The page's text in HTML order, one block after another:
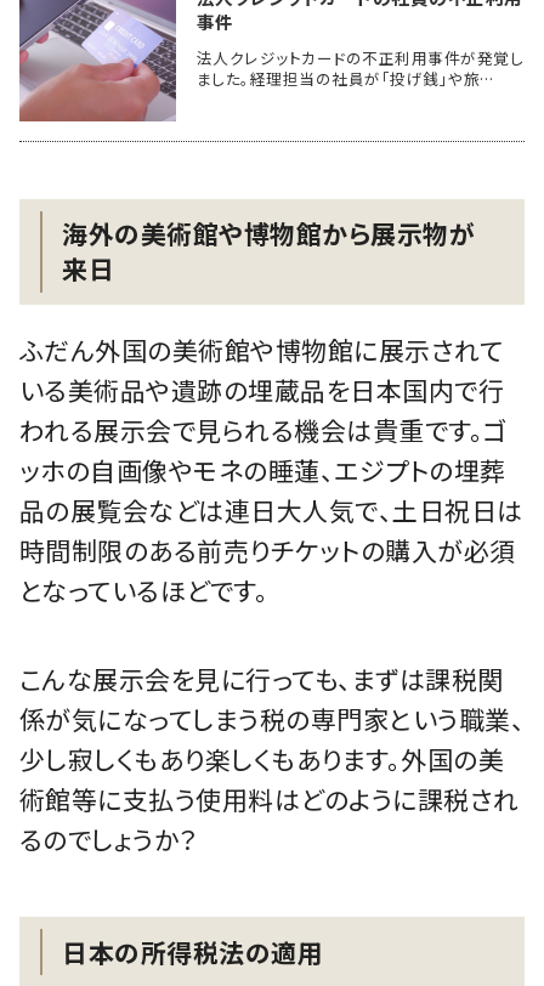
事件
法人クレジットカードの不正利用事件が発覚し
ました。経理担当の社員が「投げ銭」や旅…
海外の美術館や博物館から展示物が
来日
ふだん外国の美術館や博物館に展示されて
いる美術品や遺跡の埋蔵品を日本国内で行
われる展示会で見られる機会は貴重です。ゴ
ッホの自画像やモネの睡蓮、エジプトの埋葬
品の展覧会などは連日大人気で、土日祝日は
時間制限のある前売りチケットの購入が必須
となっているほどです。
こんな展示会を見に行っても、まずは課税関
係が気になってしまう税の専門家という職業、
少し寂しくもあり楽しくもあります。外国の美
術館等に支払う使用料はどのように課税され
るのでしょうか？
日本の所得税法の適用